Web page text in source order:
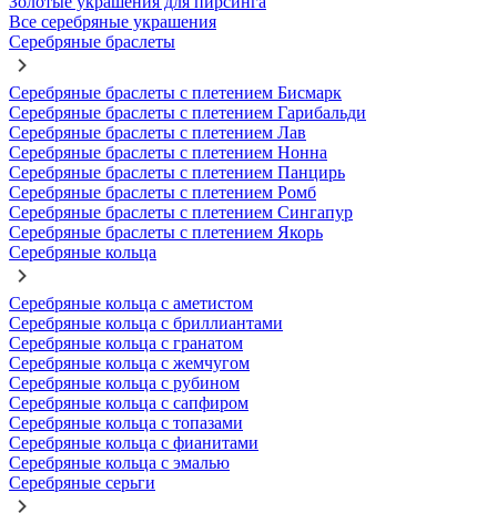
Все серебряные украшения
Серебряные браслеты
Серебряные браслеты с плетением Бисмарк
Серебряные браслеты с плетением Гарибальди
Серебряные браслеты с плетением Лав
Серебряные браслеты с плетением Нонна
Серебряные браслеты с плетением Панцирь
Серебряные браслеты с плетением Ромб
Серебряные браслеты с плетением Сингапур
Серебряные браслеты с плетением Якорь
Серебряные кольца
Серебряные кольца с аметистом
Серебряные кольца с бриллиантами
Серебряные кольца с гранатом
Серебряные кольца с жемчугом
Серебряные кольца с рубином
Серебряные кольца с сапфиром
Серебряные кольца с топазами
Серебряные кольца с фианитами
Серебряные кольца с эмалью
Серебряные серьги